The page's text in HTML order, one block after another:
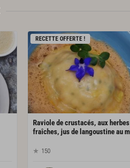
RECETTE OFFERTE !
Raviole de crustacés, aux herbes
150